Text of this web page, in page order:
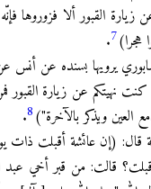
القبور ألا فزوروها
هجرا)7
.
يرويها بسنده عن
كنت نهيتكم عن زيارة القبور
العين ويذكر بالآخرة")8
.
قال: (إن عائشة أقبلت ذات
قالت: من قبر أخي عبد